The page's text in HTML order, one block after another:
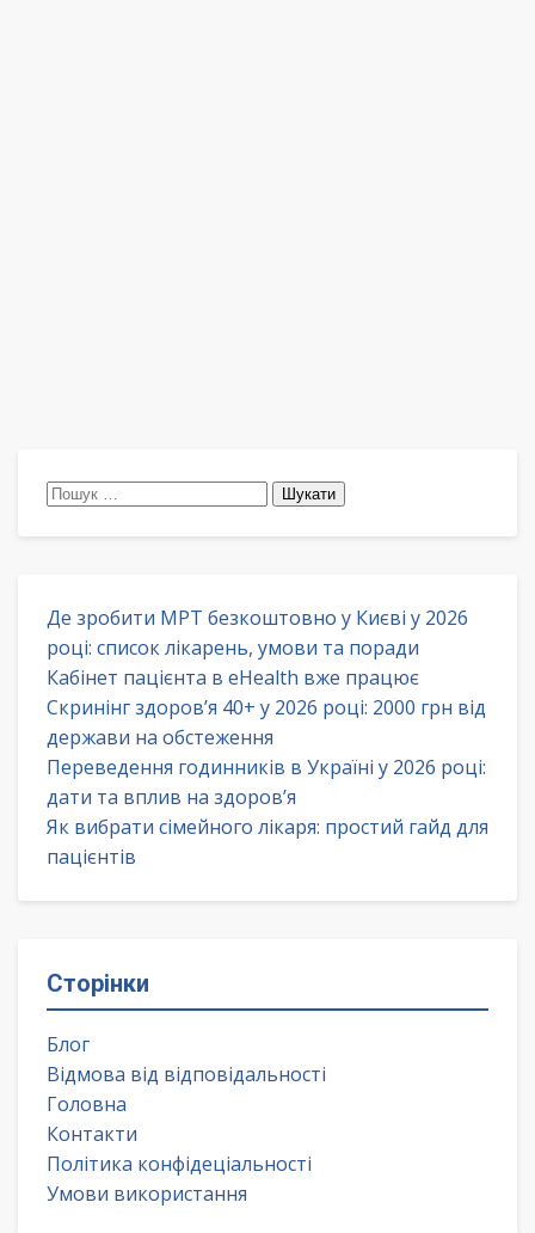
Пошук:
Де зробити МРТ безкоштовно у Києві у 2026
році: список лікарень, умови та поради
Кабінет пацієнта в eHealth вже працює
Скринінг здоров’я 40+ у 2026 році: 2000 грн від
держави на обстеження
Переведення годинників в Україні у 2026 році:
дати та вплив на здоров’я
Як вибрати сімейного лікаря: простий гайд для
пацієнтів
Сторінки
Блог
Відмова від відповідальності
Головна
Контакти
Політика конфідеціальності
Умови використання